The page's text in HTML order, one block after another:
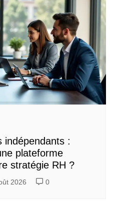
indépendants :
plateforme
stratégie RH ?
2026 0